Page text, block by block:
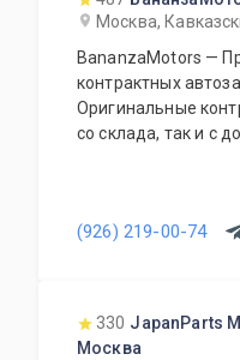
Москва,
BananzaMotors —
контрактных
Оригинальные
со склада, так и с
(926) 219-00-74
330 JapanParts
Москва